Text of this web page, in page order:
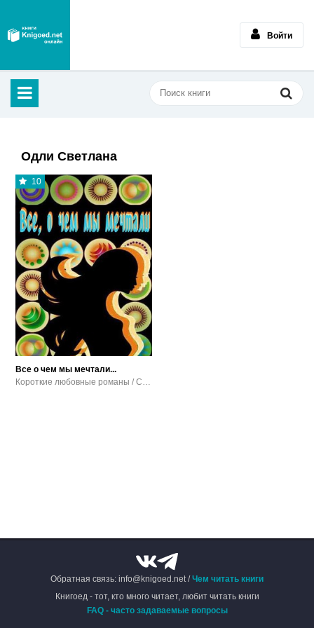
Войти
Одли Светлана
10
Все о чем мы мечтали...
Короткие любовные романы / Современный любовный роман
Обратная связь: info@knigoed.net /Чем читать книги
Книгоед - тот, кто много читает, любит читать книги
FAQ - часто задаваемые вопросы